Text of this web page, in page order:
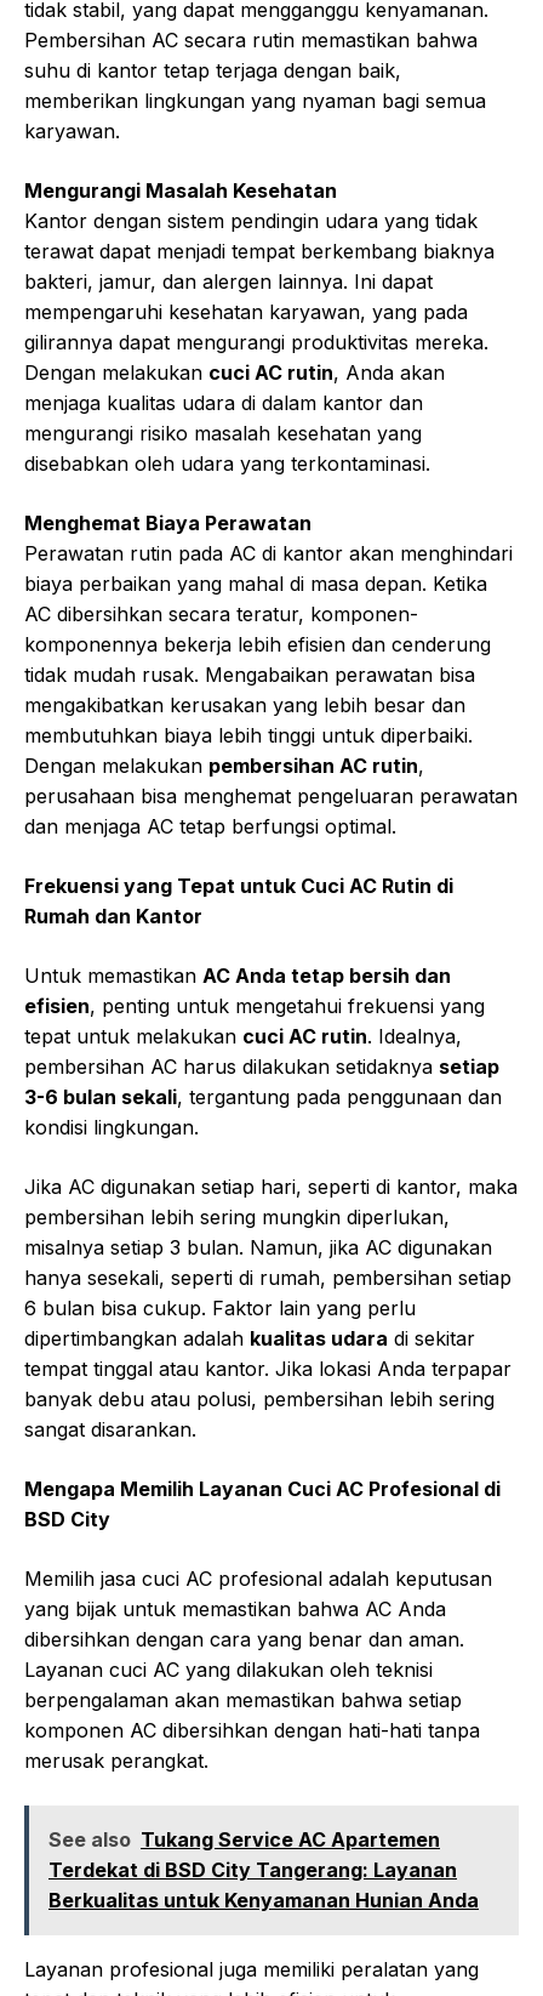
tidak stabil, yang dapat mengganggu kenyamanan.
Pembersihan AC secara rutin memastikan bahwa
suhu di kantor tetap terjaga dengan baik,
memberikan lingkungan yang nyaman bagi semua
karyawan.
Mengurangi Masalah Kesehatan
Kantor dengan sistem pendingin udara yang tidak
terawat dapat menjadi tempat berkembang biaknya
bakteri, jamur, dan alergen lainnya. Ini dapat
mempengaruhi kesehatan karyawan, yang pada
gilirannya dapat mengurangi produktivitas mereka.
Dengan melakukan cuci AC rutin, Anda akan
menjaga kualitas udara di dalam kantor dan
mengurangi risiko masalah kesehatan yang
disebabkan oleh udara yang terkontaminasi.
Menghemat Biaya Perawatan
Perawatan rutin pada AC di kantor akan menghindari
biaya perbaikan yang mahal di masa depan. Ketika
AC dibersihkan secara teratur, komponen-
komponennya bekerja lebih efisien dan cenderung
tidak mudah rusak. Mengabaikan perawatan bisa
mengakibatkan kerusakan yang lebih besar dan
membutuhkan biaya lebih tinggi untuk diperbaiki.
Dengan melakukan pembersihan AC rutin,
perusahaan bisa menghemat pengeluaran perawatan
dan menjaga AC tetap berfungsi optimal.
Frekuensi yang Tepat untuk Cuci AC Rutin di
Rumah dan Kantor
Untuk memastikan AC Anda tetap bersih dan
efisien, penting untuk mengetahui frekuensi yang
tepat untuk melakukan cuci AC rutin. Idealnya,
pembersihan AC harus dilakukan setidaknya setiap
3-6 bulan sekali, tergantung pada penggunaan dan
kondisi lingkungan.
Jika AC digunakan setiap hari, seperti di kantor, maka
pembersihan lebih sering mungkin diperlukan,
misalnya setiap 3 bulan. Namun, jika AC digunakan
hanya sesekali, seperti di rumah, pembersihan setiap
6 bulan bisa cukup. Faktor lain yang perlu
dipertimbangkan adalah kualitas udara di sekitar
tempat tinggal atau kantor. Jika lokasi Anda terpapar
banyak debu atau polusi, pembersihan lebih sering
sangat disarankan.
Mengapa Memilih Layanan Cuci AC Profesional di
BSD City
Memilih jasa cuci AC profesional adalah keputusan
yang bijak untuk memastikan bahwa AC Anda
dibersihkan dengan cara yang benar dan aman.
Layanan cuci AC yang dilakukan oleh teknisi
berpengalaman akan memastikan bahwa setiap
komponen AC dibersihkan dengan hati-hati tanpa
merusak perangkat.
See also Tukang Service AC Apartemen
Terdekat di BSD City Tangerang: Layanan
Berkualitas untuk Kenyamanan Hunian Anda
Layanan profesional juga memiliki peralatan yang